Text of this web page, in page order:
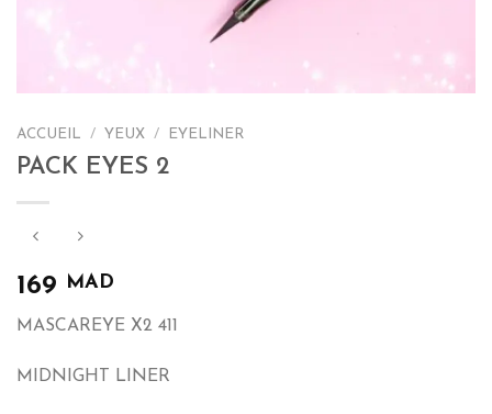
ACCUEIL / YEUX / EYELINER
PACK EYES 2
169 MAD
MASCAREYE X2 411
MIDNIGHT LINER